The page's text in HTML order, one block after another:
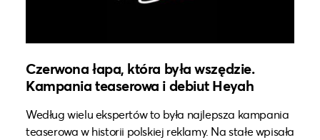
Czerwona łapa, która była wszędzie.
Kampania teaserowa i debiut Heyah
Według wielu ekspertów to była najlepsza kampania
teaserowa w historii polskiej reklamy. Na stałe wpisała